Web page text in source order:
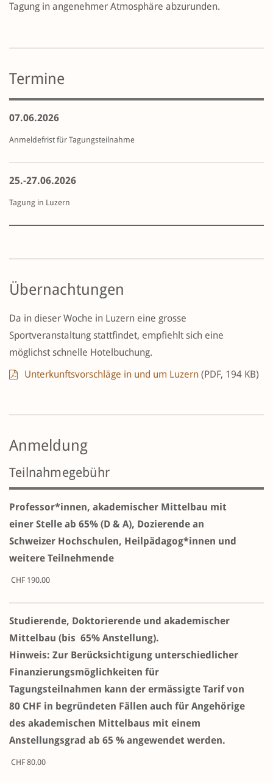
Tagung in angenehmer Atmosphäre abzurunden.
Termine
07.06.2026
Anmeldefrist für Tagungsteilnahme
25.-27.06.2026
Tagung in Luzern
Übernachtungen
Da in dieser Woche in Luzern eine grosse
Sportveranstaltung stattfindet, empfiehlt sich eine
möglichst schnelle Hotelbuchung.
Unterkunftsvorschläge in und um Luzern (PDF, 194 KB)
Anmeldung
Teilnahmegebühr
Professor*innen, akademischer Mittelbau mit
einer Stelle ab 65% (D & A), Dozierende an
Schweizer Hochschulen, Heilpädagog*innen und
weitere Teilnehmende
CHF 190.00
Studierende, Doktorierende und akademischer
Mittelbau (bis 65% Anstellung).
Hinweis: Zur Berücksichtigung unterschiedlicher
Finanzierungsmöglichkeiten für
Tagungsteilnahmen kann der ermässigte Tarif von
80 CHF in begründeten Fällen auch für Angehörige
des akademischen Mittelbaus mit einem
Anstellungsgrad ab 65 % angewendet werden.
CHF 80.00